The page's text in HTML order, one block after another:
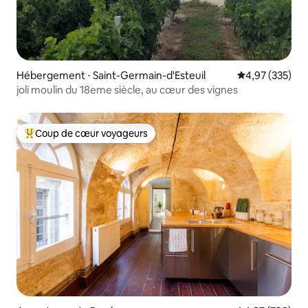
Hébergement ⋅ Saint-Germain-d'Esteuil Évaluation
4,97 (335)
joli moulin du 18eme siècle, au cœur des vignes
Coups de cœur voyageurs les plus appréciés
Coup de cœur voyageurs